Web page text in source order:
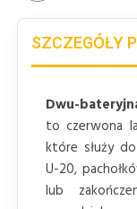
SZCZEGÓŁY
Dwu-
to czerwona
które służy
U-20,
lub